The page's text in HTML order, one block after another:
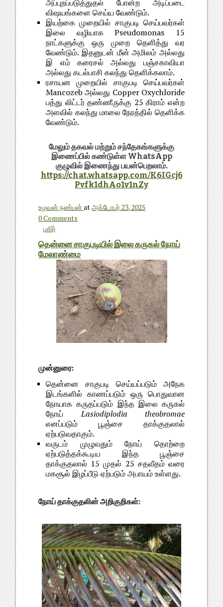
அப்புறப்படுத்துதல் போன்ற அடிப்படை
விஷயங்களை செய்ய வேண்டும்.
இயற்கை முறையில் சாகுபடி செய்பவர்கள்
இலை வழியாக Pseudomonas 15
நாட்களுக்கு ஒரு முறை தெளித்து வர
வேண்டும். இதனுடன் மீன் அமிலம் அல்லது
இ எம் கரைசல் அல்லது பஞ்சகாவியா
அல்லது கடல்பாசி கலந்து தெளிக்கலாம்.
ரசாயன முறையில் சாகுபடி செய்பவர்கள்
Mancozeb அல்லது Copper Oxychloride
பத்து லிட்டர் தண்ணீருக்கு 25 கிராம் என்ற
அளவில் கலந்து மாலை நேரத்தில் தெளிக்க
வேண்டும்.
மேலும் தகவல் மற்றும் சந்தேகங்களுக்கு
இணைப்பில் கண்டுள்ள WhatsApp
குழுவில் இணைந்து பயன்பெறலாம்.
https://chat.whatsapp.com/K6IGcj6
Pvfk1dhAo1v1nZy
உழவன் நண்பன்atஅக்டோபர் 23, 2025
0 Comments
பகிர்
தென்னை சாகுபடியில் இலை கருகல் நோய்
மேலாண்மை
முன்னுரை:
தென்னை சாகுபடி செய்யப்படும் அநேக
இடங்களில் காணப்படும் ஒரு பொதுவான
நோயாக கருதப்படும் இந்த இலை கருகல்
நோய்Lasiodiplodia theobromae
எனப்படும் பூஞ்சை தாக்குதலால்
ஏற்படுவதாகும்.
வருடம் முழுவதும் நோய் தொற்றை
ஏற்படுத்தக்கூடிய இந்த பூஞ்சை
தாக்குதலால் 15 முதல் 25 சதவீதம் வரை
மகசூல் இழப்பீடு ஏற்படும் அபாயம் உள்ளது.
நோய் தாக்குதலின் அறிகுறிகள்: